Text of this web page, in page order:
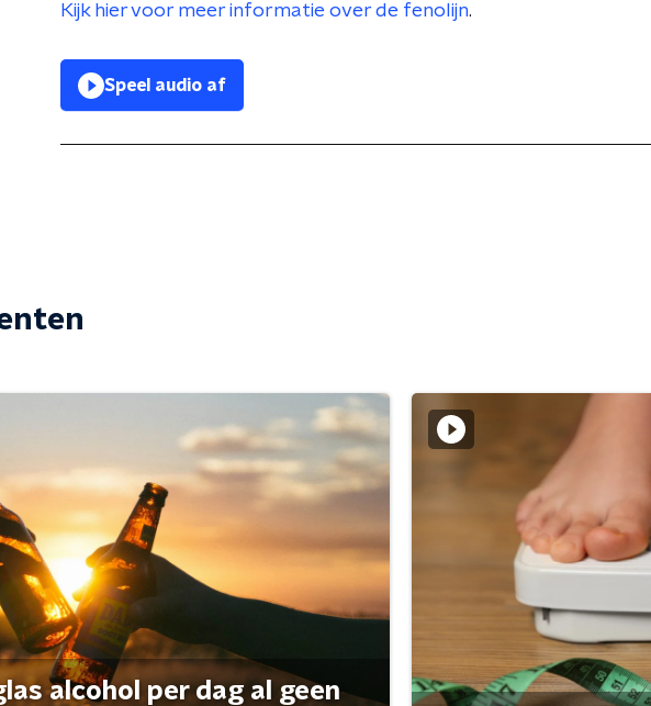
Kijk hier voor meer informatie over de fenolijn.
Speel audio af
alcohol per dag al geen